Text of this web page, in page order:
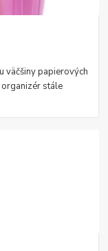
väčšiny papierových
stále